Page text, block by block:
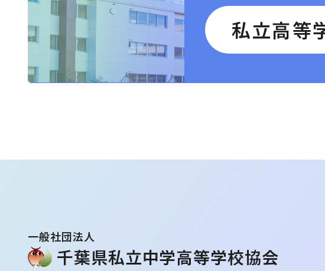
私立高等
⼀般社団法⼈
千葉県私⽴中学⾼等学校協会